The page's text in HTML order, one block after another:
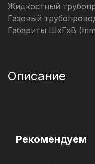
Жидкостный
Газовый
Габариты ШхГхВ
Описание
Рекомендуем